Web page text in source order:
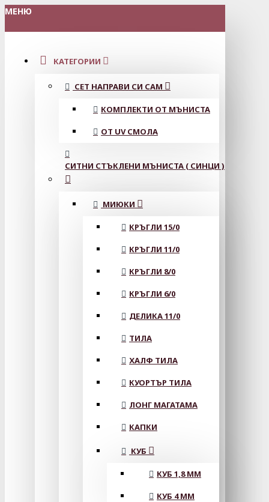
МЕНЮ
КАТЕГОРИИ
СЕТ НАПРАВИ СИ САМ
КОМПЛЕКТИ ОТ МЪНИСТА
ОТ UV СМОЛА
СИТНИ СТЪКЛЕНИ МЪНИСТА ( СИНЦИ )
МИЮКИ
КРЪГЛИ 15/0
КРЪГЛИ 11/0
КРЪГЛИ 8/0
КРЪГЛИ 6/0
ДЕЛИКА 11/0
ТИЛА
ХАЛФ ТИЛА
КУОРТЪР ТИЛА
ЛОНГ МАГАТАМА
КАПКИ
КУБ
КУБ 1,8 ММ
КУБ 4 ММ